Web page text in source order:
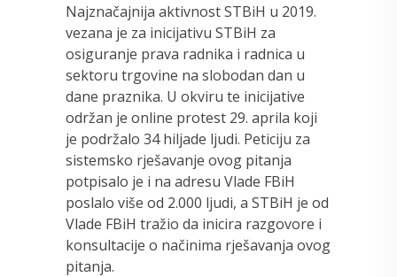
Najznačajnija aktivnost STBiH u 2019.
vezana je za inicijativu STBiH za
osiguranje prava radnika i radnica u
sektoru trgovine na slobodan dan u
dane praznika. U okviru te inicijative
održan je online protest 29. aprila koji
je podržalo 34 hiljade ljudi. Peticiju za
sistemsko rješavanje ovog pitanja
potpisalo je i na adresu Vlade FBiH
poslalo više od 2.000 ljudi, a STBiH je od
Vlade FBiH tražio da inicira razgovore i
konsultacije o načinima rješavanja ovog
pitanja.